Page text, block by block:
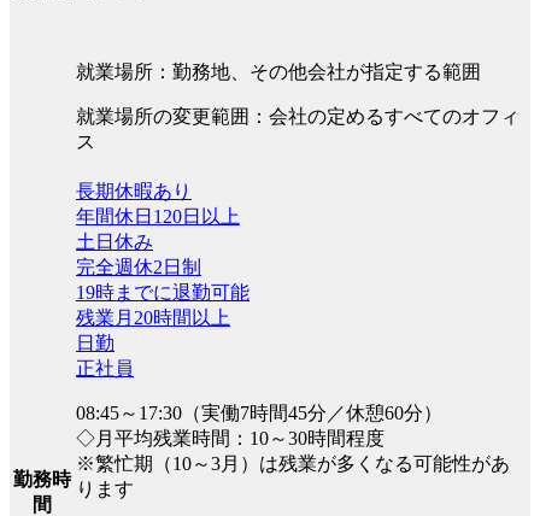
就業場所：勤務地、その他会社が指定する範囲
就業場所の変更範囲：会社の定めるすべてのオフィ
ス
勤務時
間
長期休暇あり
年間休日120日以上
土日休み
完全週休2日制
19時までに退勤可能
残業月20時間以上
日勤
正社員
08:45～17:30（実働7時間45分／休憩60分）
◇月平均残業時間：10～30時間程度
※繁忙期（10～3月）は残業が多くなる可能性があ
ります